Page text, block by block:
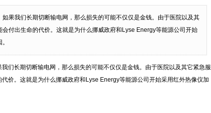
果我们长期切断输电网，那么损失的可能不仅仅是金钱。由于医院以及其
付出生命的代价。这就是为什么挪威政府和Lyse Energy等能源公司开始
们长期切断输电网，那么损失的可能不仅仅是金钱。由于医院以及其它紧急服
价。这就是为什么挪威政府和Lyse Energy等能源公司开始采用红外热像仪加